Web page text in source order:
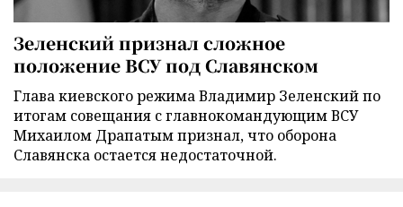
Зеленский признал сложное
положение ВСУ под Славянском
Глава киевского режима Владимир Зеленский по
итогам совещания с главнокомандующим ВСУ
Михаилом Драпатым признал, что оборона
Славянска остается недостаточной.